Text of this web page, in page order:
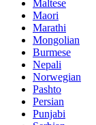
Maltese
Maori
Marathi
Mongolian
Burmese
Nepali
Norwegian
Pashto
Persian
Punjabi